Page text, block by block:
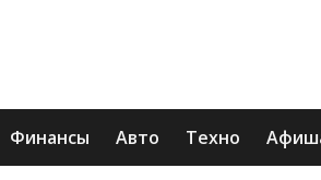
Финансы Авто Техно